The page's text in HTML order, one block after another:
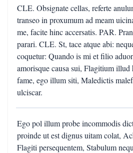
CLE. Obsignate cellas, referte
transeo in proxumum ad meam
me, facite hinc accersatis. PAR.
parari. CLE. St, tace atque abi:
coquetur: Quando is mi et filio
amorisque causa sui, Flagitium
fame, ego illum siti, Maledictis
ulciscar.
Ego pol illum probe incommodis
proinde ut est dignus uitam colat,
Flagiti persequentem, Stabulum